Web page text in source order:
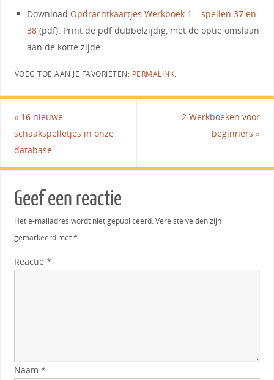
DownloadOpdrachtkaartjes Werkboek 1 – spellen 37 en
38 (pdf). Print de pdf dubbelzijdig, met de optie omslaan
aan de korte zijde.
VOEG TOE AAN JE FAVORIETEN: PERMALINK.
«16 nieuwe
schaakspelletjes in onze
database
2 Werkboeken voor
beginners»
Geef een reactie
Het e-mailadres wordt niet gepubliceerd. Vereiste velden zijn
gemarkeerd met*
Reactie *
Naam *